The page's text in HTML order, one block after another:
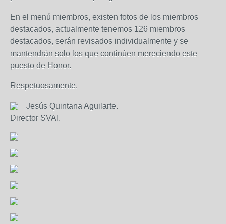
En el menú miembros, existen fotos de los miembros
destacados, actualmente tenemos 126 miembros
destacados, serán revisados individualmente y se
mantendrán solo los que continúen mereciendo este
puesto de Honor.
Respetuosamente.
Jesús Quintana Aguilarte.
Director SVAI.